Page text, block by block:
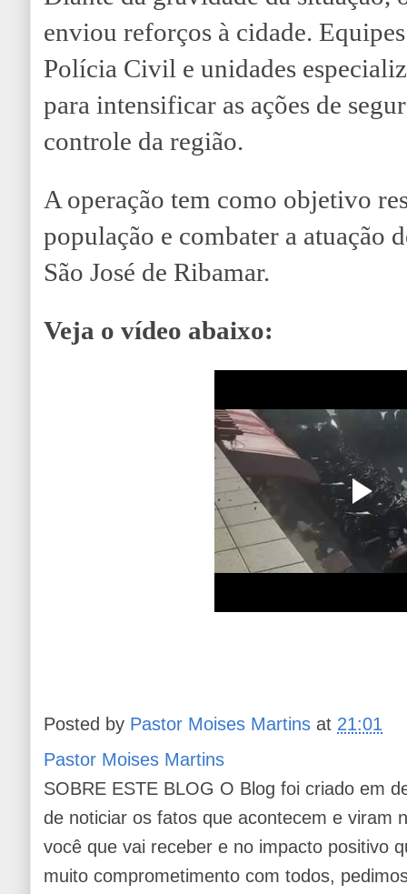
enviou reforços à cidade.
Polícia Civil e unidades
para intensificar as ações de
controle da região.
A operação tem como objetivo
população e combater a atuação
São José de Ribamar.
Veja o vídeo abaixo:
Posted by Pastor Moises Martins at 21:01
Pastor Moises Martins
SOBRE ESTE BLOG O Blog foi criado em
de noticiar os fatos que acontecem e viram
você que vai receber e no impacto positivo
muito comprometimento com todos,